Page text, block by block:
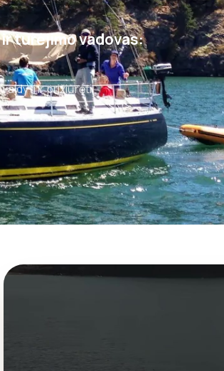
turėjimo vadovas:
ir prižiūrėti